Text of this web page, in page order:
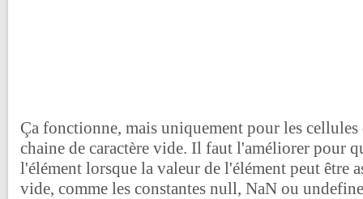
Ça fonctionne, mais uniquement pour les
chaine de caractère vide. Il faut l'améliorer pour
l'élément lorsque la valeur de l'élément peut être
vide, comme les constantes null, NaN ou